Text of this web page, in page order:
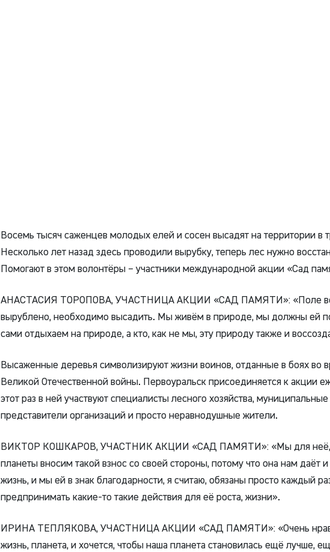
Восемь тысяч саженцев молодых елей и сосен высадят на территории в
Несколько лет назад здесь проводили вырубку, теперь лес нужно
Помогают в этом волонтёры – участники международной акции «Сад
АНАСТАСИЯ ТОРОПОВА, УЧАСТНИЦА АКЦИИ «САД ПАМЯТИ»: «Поле
вырублено, необходимо высадить. Мы живём в природе, мы должны ей
сами отдыхаем на природе, а кто, как не мы, эту природу также и
Высаженные деревья символизируют жизни воинов, отданные в боях во
Великой Отечественной войны. Первоуральск присоединяется к акции
этот раз в ней участвуют специалисты лесного хозяйства,
представители организаций и просто неравнодушные жители.
ВИКТОР КОШКАРОВ, УЧАСТНИК АКЦИИ «САД ПАМЯТИ»: «Мы для неё,
планеты вносим такой взнос со своей стороны, потому что она нам даёт и
жизнь, и мы ей в знак благодарности, я считаю, обязаны просто каждый
предпринимать какие-то такие действия для её роста, жизни».
ИРИНА ТЕПЛЯКОВА, УЧАСТНИЦА АКЦИИ «САД ПАМЯТИ»: «Очень
жизнь, планета, и хочется, чтобы наша планета становилась ещё лучше,